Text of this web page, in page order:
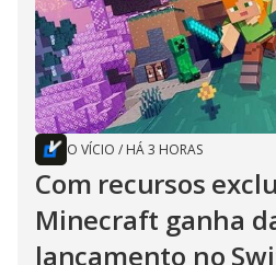
O VÍCIO / HÁ 3 HORAS
Com recursos
Minecraft ganha
lançamento no